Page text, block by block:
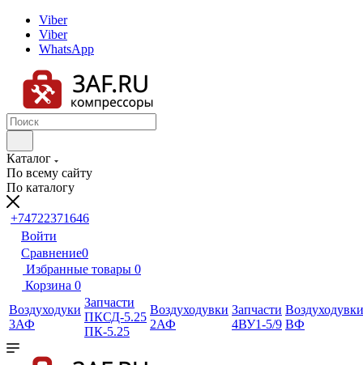
Viber
Viber
WhatsApp
Каталог
По всему сайту
По каталогу
+74722371646
Войти
Сравнение0
Избранные товары 0
Корзина 0
Воздуходуки
3АФ
Запчасти
ПКСД-5.25
ПК-5.25
Воздуходувки
2АФ
Запчасти
4ВУ1-5/9
Воздуходувки
ВФ